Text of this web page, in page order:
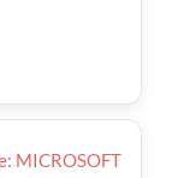
MICROSOFT